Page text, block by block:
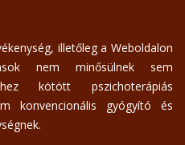
illetőleg a Weboldalon
nem minősülnek sem
kötött pszichoterápiás
konvencionális gyógyító és